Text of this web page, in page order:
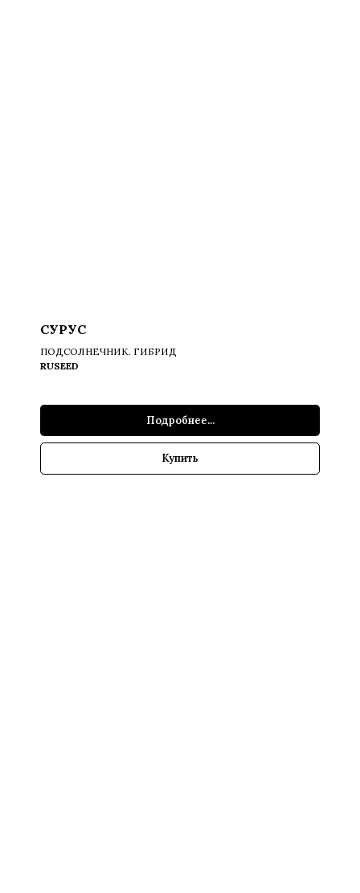
СУРУС
ПОДСОЛНЕЧНИК. ГИБРИД
RUSEED
Подробнее...
Купить